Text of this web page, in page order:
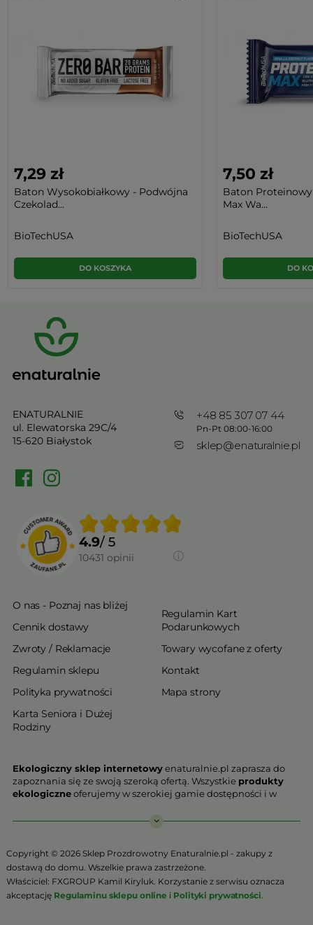
7,29 zł
Baton Wysokobiałkowy - Podwójna
Czekolad...
BioTechUSA
DO KOSZYKA
7,50 zł
Baton
Max Wa...
BioTechUSA
DO
ENATURALNIE
ul. Elewatorska 29C/4
15-620 Białystok
+48 85 307 07 44
Pn-Pt 08:00-16:00
sklep@enaturalnie.pl
4.9/ 5
10431 opinii
O nas - Poznaj nas bliżej
Cennik dostawy
Zwroty / Reklamacje
Regulamin sklepu
Polityka prywatności
Karta Seniora i Dużej
Rodziny
Regulamin Kart
Podarunkowych
Towary wycofane z oferty
Kontakt
Mapa strony
Ekologiczny sklep internetowyenaturalnie.pl zaprasza do
zapoznania się ze swoją szeroką ofertą. Wszystkie produkty
ekologiczneoferujemy w szerokiej gamie dostępności i w
ekologiczne charakteryzują się najwyższą jakością.
Państwu prezentujemy stawia na jakość i bezpieczeństwo
odżywiania. Jeśli chcesz zadbać o swoją zdrową przyszłość już
teraz, niezbędna jest Ci zdrowa żywność.
Copyright © 2026 Sklep Prozdrowotny Enaturalnie.pl - zakupy z
dostawą do domu. Wszelkie prawa zastrzeżone.
Właściciel: FXGROUP Kamil Kiryluk. Korzystanie z serwisu oznacza
akceptację Regulaminu sklepu online i Polityki prywatności